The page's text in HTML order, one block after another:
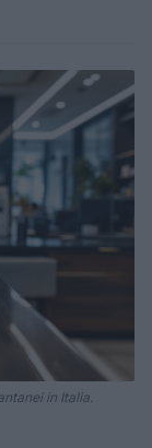
in Italia.